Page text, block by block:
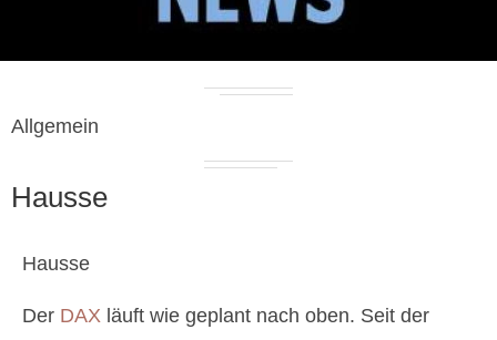
Allgemein
Hausse
Hausse
Der DAX läuft wie geplant nach oben. Seit der